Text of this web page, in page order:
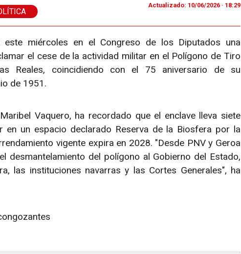
Actualizado: 10/06/2026 · 18:29
este miércoles en el Congreso de los Diputados una
el cese de la actividad militar en el Polígono de Tiro
Reales, coincidiendo con el 75 aniversario de su
de 1951.
Vaquero, ha recordado que el enclave lleva siete
en un espacio declarado Reserva de la Biosfera por la
vigente expira en 2028. "Desde PNV y Geroa
desmantelamiento del polígono al Gobierno del Estado,
las instituciones navarras y las Cortes Generales", ha